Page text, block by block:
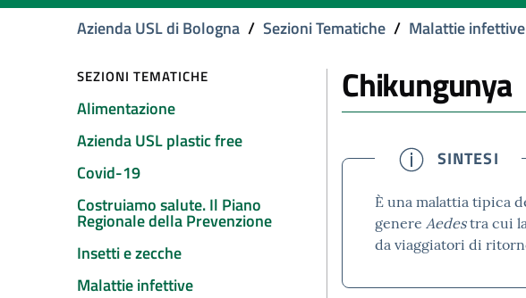
Azienda USL di Bologna / Sezioni Tematiche / Malattie infettive
SEZIONI TEMATICHE
Alimentazione
Azienda USL plastic free
Covid-19
Costruiamo salute. Il Piano
Regionale della Prevenzione
Insetti e zecche
Malattie infettive
Chikungunya
SINTESI
È una malattia tipica
genere Aedestra cui
da viaggiatori di